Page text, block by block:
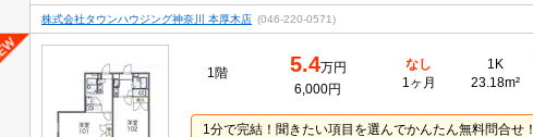
株式会社タウンハウジング神奈川 本厚木店 (046-220-0571)
1階 5.4万円
6,000円
なし
1ヶ月
1K
23.18m²
1分で完結！聞きたい項目を選んでかんたん無料問合せ！